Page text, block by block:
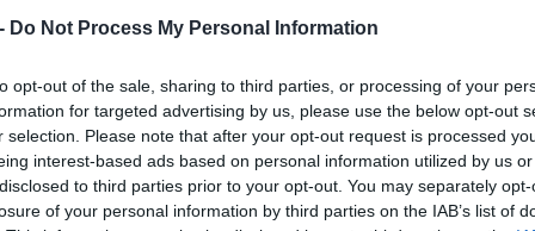
Do Not Process My Personal Information
opt-out of the sale, sharing to third parties, or processing of your
for targeted advertising by us, please use the below opt-out
selection. Please note that after your opt-out request is processed
interest-based ads based on personal information utilized by us
to third parties prior to your opt-out. You may separately
of your personal information by third parties on the IAB’s list of
hogy 60 felett is olyan ruhákat választunk,
jól, az ő stílusukat képviselik. Egy idősebb hölgyön ez
tud lenni. Sőt, a legtöbb esetben éppen, hogy öregíti az
nagy kontraszt miatt. Ne hordjunk minit, magas platform